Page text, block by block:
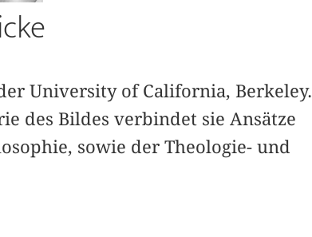
University of California, Berkeley.
des Bildes verbindet sie Ansätze
sowie der Theologie- und